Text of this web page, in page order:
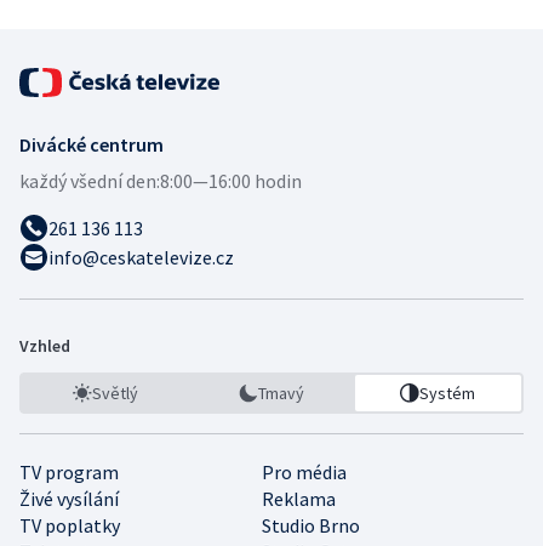
Divácké centrum
každý všední den:8:00—16:00 hodin
261 136 113
info@ceskatelevize.cz
Vzhled
Světlý Tmavý Systém
TV program
Pro média
Živé vysílání
Reklama
TV poplatky
Studio Brno